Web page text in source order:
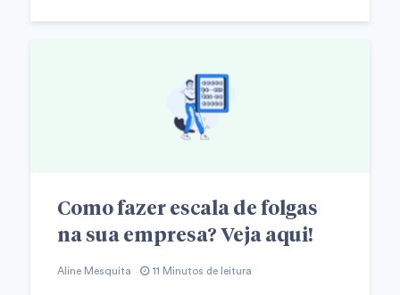
Como fazer escala de folgas
na sua empresa? Veja aqui!
Aline Mesquita 11 Minutos de leitura